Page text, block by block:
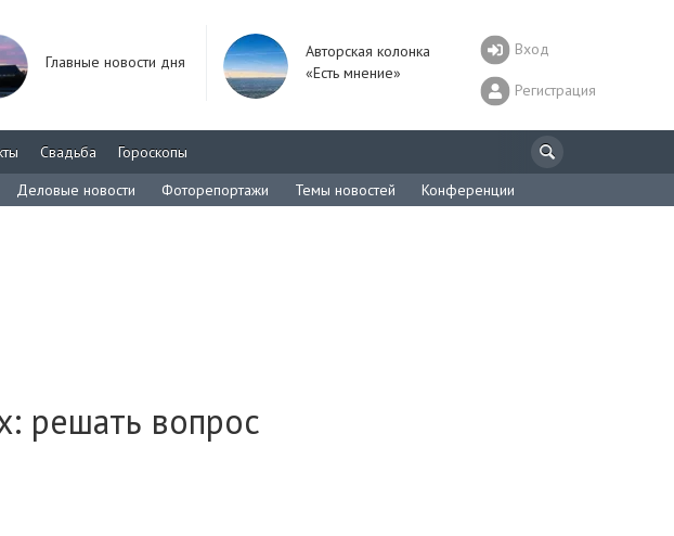
Главные новости дня
Авторская колонка
«Есть мнение»
Вход
Регистрация
Свадьба
Гороскопы
Деловые новости Фоторепортажи Темы новостей Конференции
решать вопрос